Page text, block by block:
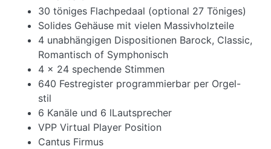
30 töniges Flachpedaal (optional 27 Töniges)
Solides Gehäuse mit vielen Massivholzteile
4 unabhängigen Dispositionen Barock, Classic,
Romantisch of Symphonisch
4 x 24 spechende Stimmen
640 Festregister programmierbar per Orgel-
stil
6 Kanäle und 6 lLautsprecher
VPP Virtual Player Position
Cantus Firmus